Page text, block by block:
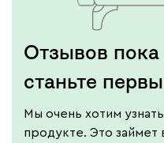
Отзывов пока
станьте
Мы очень хотим
продукте. Это займет